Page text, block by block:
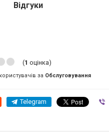
Відгуки
(1 оцінка)
за Обслуговування
Telegram